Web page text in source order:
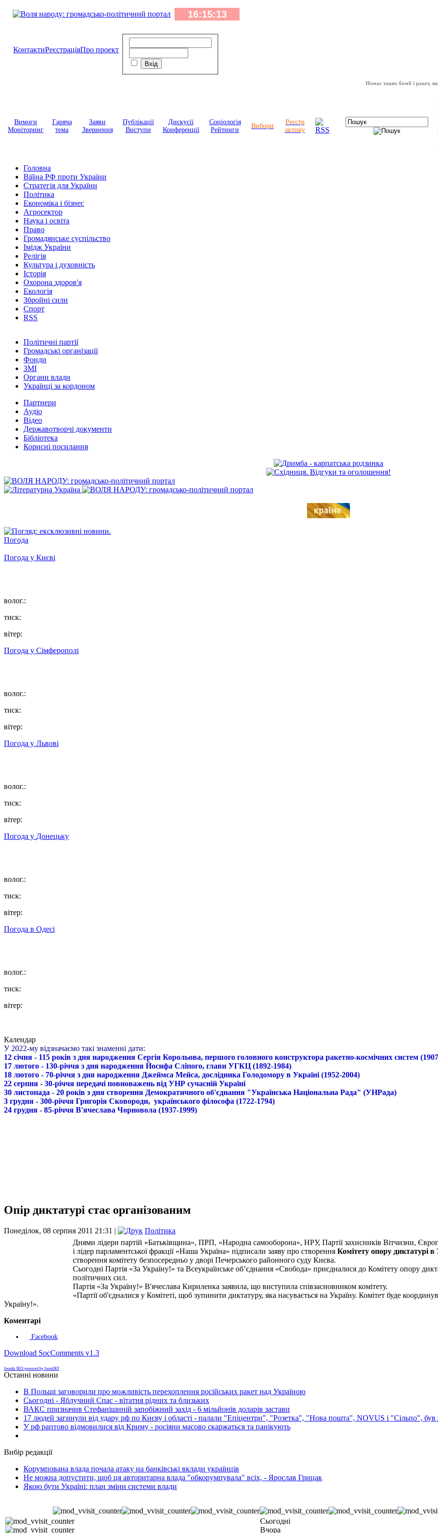
КонтактиРеєстраціяПро проект
Немає таких бомб і ракет, які
Вимоги
Моніторинг
Гаряча
тема
Заяви
Звернення
Публікації
Виступи
Дискусії
Конференції
Соціологія
Рейтинги
Вибори
Реєстр
активу
Головна
Війна РФ проти України
Стратегія для України
Політика
Економіка і бізнес
Агросектор
Наука і освіта
Право
Громадянське суспільство
Імідж України
Релігія
Культура і духовність
Історія
Охорона здоров'я
Екологія
Збройні сили
Спорт
RSS
Політичні партії
Громадські організації
Фонди
ЗМІ
Органи влади
Українці за кордоном
Партнери
Аудіо
Відео
Державотворчі документи
Бібліотека
Корисні посилання
Погода
Погода у Києві
волог.:
тиск:
вітер:
Погода у Сімферополі
волог.:
тиск:
вітер:
Погода у Львові
волог.:
тиск:
вітер:
Погода у Донецьку
волог.:
тиск:
вітер:
Погода в Одесі
волог.:
тиск:
вітер:
Календар
У 2022-му відзначаємо такі знаменні дати:
12 січня - 115 років з дня народження Сергія Корольова, першого головного конструктора ракетно-космічних систем
17 лютого - 130-річчя з дня народження Йосифа Сліпого, глави УГКЦ (1892-1984)
18 лютого - 70-річчя з дня народження Джеймса Мейса, дослідника Голодомору в Україні (1952-2004)
22 серпня - 30-річчя передачі повноважень від УНР сучасній Україні
30 листопада - 20 років з дня створення Демократичного об'єднання "Українська Національна Рада" (УНРада)
3 грудня - 300-річчя Григорія Сковороди, українського філософа (1722-1794)
24 грудня - 85-річчя В'ячеслава Чорновола (1937-1999)
Опір диктатурі стає організованим
Понеділок, 08 серпня 2011 21:31 |
Політика
Днями лідери партій «Батьківщина», ПРП, «Народна самооборона», НРУ, Партії захисників Вітчизни,
і лідер парламентської фракції «Наша Україна» підписали заяву про створення Комітету опору диктатурі в
створення комітету безпосередньо у дворі Печерського районного суду Києва.
Сьогодні Партія «За Україну!» та Всеукраїнське об’єднання «Свобода» приєдналися до Комітету опору
політичних сил.
Партія «За Україну!» В'ячеслава Кириленка заявила, що виступила співзасновником комітету.
«Партії об'єдналися у Комітеті, щоб зупинити диктатуру, яка насувається на Україну. Комітет буде
Україну!».
Коментарі
Facebook
Download SocComments v1.3
Joomla SEO powered by JoomSEF
Останні новини
В Польщі заговорили про можливість перехоплення російських ракет над Україною
Сьогодні - Яблучний Спас - вітатня рідних та близьких
ВАКС призначив Стефанішиній запобіжний захід - 6 мільйонів доларів застави
17 людей загинули від удару рф по Києву і області - палали "Епіцентри", "Розетка", "Нова пошта", NOVUS і "Сільпо", був
У рф раптово відмовилися від Криму - росіяни масово скаржаться та панікують
Вибір редакції
Корумпована влада почала атаку на банківські вклади українців
Не можна допустити, щоб ця авторитарна влада "обкорумпувала" всіх, - Ярослав Грицак
Якою бути Україні: план зміни системи влади
Сьогодні
Вчора